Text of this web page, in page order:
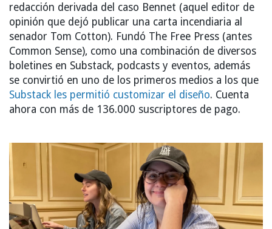
redacción derivada del caso Bennet (aquel editor de
opinión que dejó publicar una carta incendiaria al
senador Tom Cotton). Fundó The Free Press (antes
Common Sense), como una combinación de diversos
boletines en Substack, podcasts y eventos, además
se convirtió en uno de los primeros medios a los que
Substack les permitió customizar el diseño. Cuenta
ahora con más de 136.000 suscriptores de pago.